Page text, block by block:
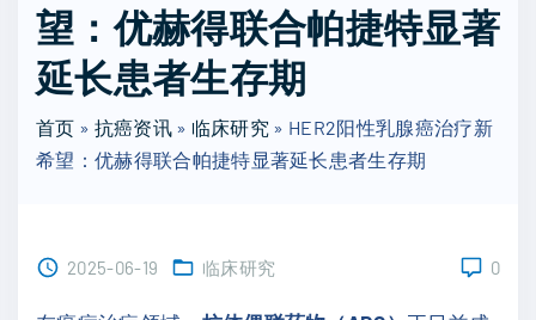
c
h
f
r
:
望：优赫得联合帕捷特显著
延长患者生存期
首页 » 抗癌资讯» 临床研究 » HER2阳性乳腺癌治疗新
希望：优赫得联合帕捷特显著延长患者生存期
2025-06-19 临床研究 0